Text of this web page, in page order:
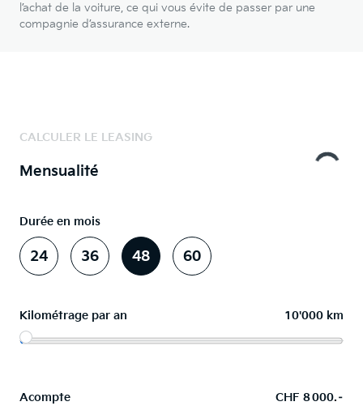
l’achat de la voiture, ce qui vous évite de passer par une
compagnie d’assurance externe.
CALCULER LE LEASING
Mensualité
Durée en mois
24 36 48 60
Kilométrage par an 10'000 km
Acompte CHF 8 000.–